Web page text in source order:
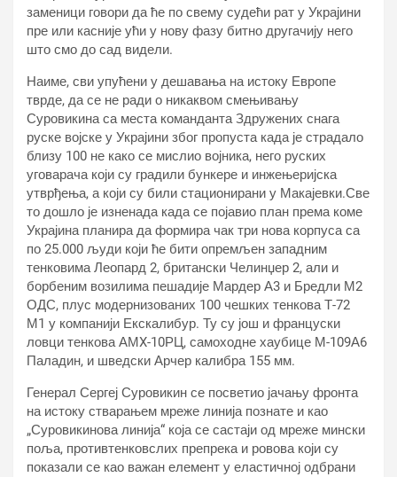
заменици говори да ће по свему судећи рат у Украјини
пре или касније ући у нову фазу битно другачију него
што смо до сад видели.
Наиме, сви упућени у дешавања на истоку Европе
тврде, да се не ради о никаквом смењивању
Суровикина са места команданта Здружених снага
руске војске у Украјини због пропуста када је страдало
близу 100 не како се мислио војника, него руских
уговарача који су градили бункере и инжењеријска
утврђења, а који су били стационирани у Макајевки.Све
то дошло је изненада када се појавио план према коме
Украјина планира да формира чак три нова корпуса са
по 25.000 људи који ће бити опремљен западним
тенковима Леопард 2, британски Челинџер 2, али и
борбеним возилима пешадије Мардер А3 и Бредли М2
ОДС, плус модернизованих 100 чешких тенкова Т-72
М1 у компанији Екскалибур. Ту су још и француски
ловци тенкова АМX-10РЦ, самоходне хаубице М-109А6
Паладин, и шведски Арчер калибра 155 мм.
Генерал Сергеј Суровикин се посветио јачању фронта
на истоку стварањем мреже линија познате и као
„Суровикинова линија“ која се састаји од мреже мински
поља, противтенковслих препрека и ровова који су
показали се као важан елемент у еластичној одбрани